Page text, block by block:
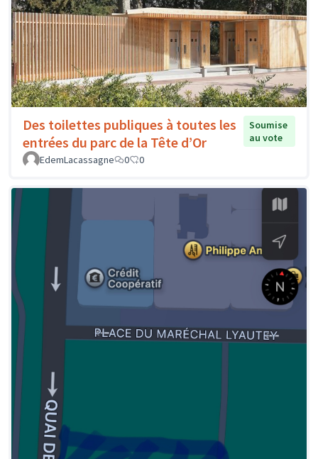
Des toilettes publiques à toutes les
entrées du parc de la Tête d’Or
Soumise
au vote
EdemLacassagne
0 0